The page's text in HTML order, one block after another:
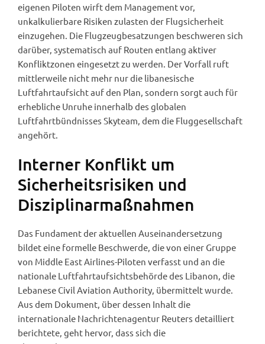
eigenen Piloten wirft dem Management vor,
unkalkulierbare Risiken zulasten der Flugsicherheit
einzugehen. Die Flugzeugbesatzungen beschweren sich
darüber, systematisch auf Routen entlang aktiver
Konfliktzonen eingesetzt zu werden. Der Vorfall ruft
mittlerweile nicht mehr nur die libanesische
Luftfahrtaufsicht auf den Plan, sondern sorgt auch für
erhebliche Unruhe innerhalb des globalen
Luftfahrtbündnisses Skyteam, dem die Fluggesellschaft
angehört.
Interner Konflikt um
Sicherheitsrisiken und
Disziplinarmaßnahmen
Das Fundament der aktuellen Auseinandersetzung
bildet eine formelle Beschwerde, die von einer Gruppe
von Middle East Airlines-Piloten verfasst und an die
nationale Luftfahrtaufsichtsbehörde des Libanon, die
Lebanese Civil Aviation Authority, übermittelt wurde.
Aus dem Dokument, über dessen Inhalt die
internationale Nachrichtenagentur Reuters detailliert
berichtete, geht hervor, dass sich die